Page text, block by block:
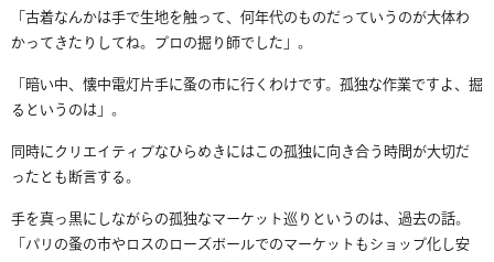
「古着なんかは手で生地を触って、何年代のものだっていうのが大体わ
かってきたりしてね。プロの掘り師でした」。
「暗い中、懐中電灯片手に蚤の市に行くわけです。孤独な作業ですよ、掘
るというのは」。
同時にクリエイティブなひらめきにはこの孤独に向き合う時間が大切だ
ったとも断言する。
手を真っ黒にしながらの孤独なマーケット巡りというのは、 過去の話。
「パリの蚤の市やロスのローズボールでのマーケットもショップ化し安